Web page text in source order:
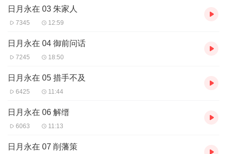
服：
第一步：您可在喜马拉雅APP【账号-联系客服】中咨询在线客服；
第二步：如果您无法联系上APP内在线客服，可关注【喜马拉雅
服；
第三步：如果在线客服都未取得联系，也可拨打客服电话：400-
日月永在 03 朱家人
7345 12:59
日月永在 04 御前问话
7245 18:50
日月永在 05 措手不及
6425 11:44
日月永在 06 解缙
6063 11:13
日月永在 07 削藩策